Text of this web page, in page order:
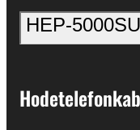
HEP-5000SU